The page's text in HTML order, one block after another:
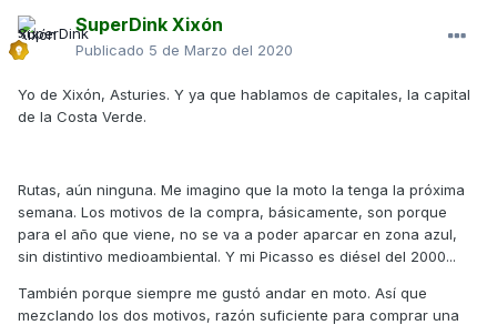
SuperDink Xixón
Publicado 5 de Marzo del 2020
Yo de Xixón, Asturies. Y ya que hablamos de capitales, la capital
de la Costa Verde.
Rutas, aún ninguna. Me imagino que la moto la tenga la próxima
semana. Los motivos de la compra, básicamente, son porque
para el año que viene, no se va a poder aparcar en zona azul,
sin distintivo medioambiental. Y mi Picasso es diésel del 2000...
También porque siempre me gustó andar en moto. Así que
mezclando los dos motivos, razón suficiente para comprar una